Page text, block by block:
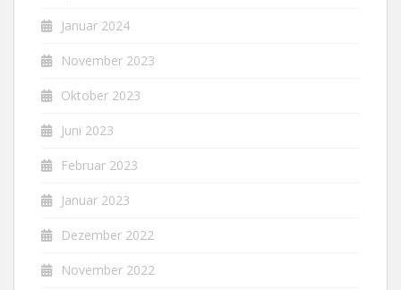
Januar 2024
November 2023
Oktober 2023
Juni 2023
Februar 2023
Januar 2023
Dezember 2022
November 2022